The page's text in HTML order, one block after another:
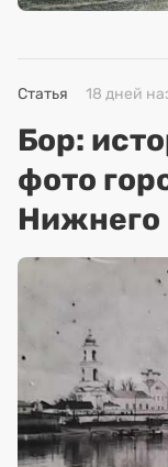
Статья 18 дней
Бор:
фото
Нижнего